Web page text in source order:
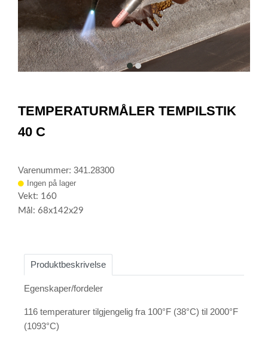
itemitem
2
TEMPERATURMÅLER TEMPILSTIK
40 C
Varenummer: 341.28300
Ingen på lager
Vekt: 160
Mål: 68x142x29
Produktbeskrivelse
Egenskaper/fordeler
116 temperaturer tilgjengelig fra 100°F (38°C) til 2000°F
(1093°C)